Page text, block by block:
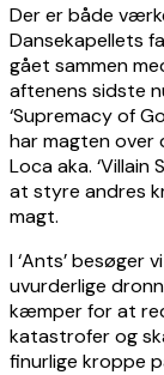
Der er både
Dansekapellets
gået sammen
aftenens sidste
‘Supremacy of
har magten over
Loca aka.
at styre andres
magt.
I ‘Ants’ besøger
uvurderlige
kæmper for at
katastrofer og
finurlige kroppe